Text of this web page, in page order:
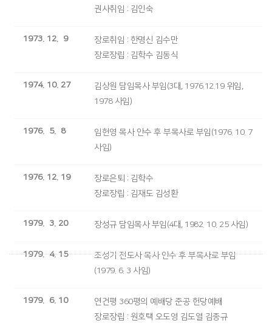
권사취임 : 김인숙
1973. 12. 9
장로취임 : 한명신 김수만
장로장립 : 김학수 김동식
1974. 10. 27
김상원 담임목사 부임(3대, 1976.12.19 위임,
1978 사임)
1976. 5. 8
임헌영 목사 안수 후 부목사로 부임(1976. 10. 7
사임)
1976. 12. 19
장로은퇴 : 김학수
장로장립 : 김재도 김성환
1979. 3. 20 장성규 담임목사 부임(4대, 1982. 10. 25 사임)
1979. 4. 15
조성기 전도사 목사 안수 후 부목사로 부임
(1979. 6. 3 사임)
1979. 6. 10
연건평 360평의 예배당 준공 헌당예배
장로장립 : 원호택 오도영 김도열 김종규